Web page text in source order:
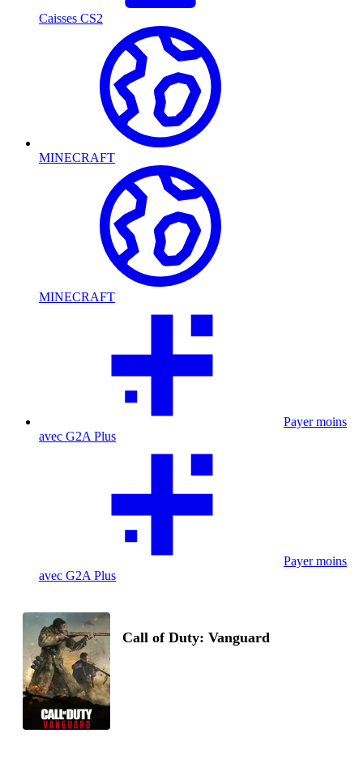
Caisses CS2
MINECRAFT
MINECRAFT
Payer moins
avec G2A Plus
Payer moins
avec G2A Plus
Call of Duty: Vanguard